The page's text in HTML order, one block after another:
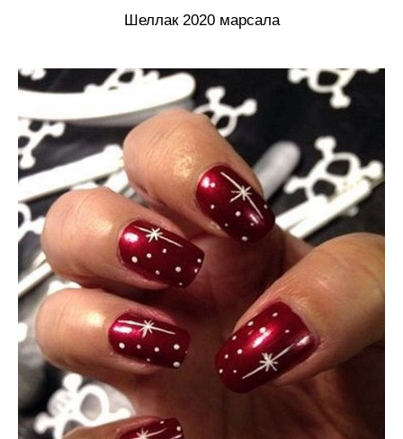
Шеллак 2020 марсала